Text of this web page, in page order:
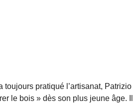
toujours pratiqué l’artisanat, Patrizio
le bois » dès son plus jeune âge. Il